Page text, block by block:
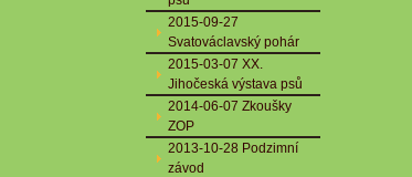
2015-09-27
Svatováclavský pohár
2015-03-07 XX.
Jihočeská výstava psů
2014-06-07 Zkoušky
ZOP
2013-10-28 Podzimní
závod